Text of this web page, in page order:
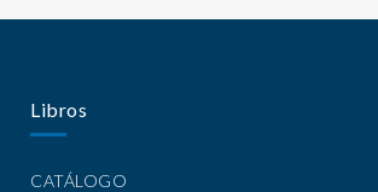
Libros
CATÁLOGO